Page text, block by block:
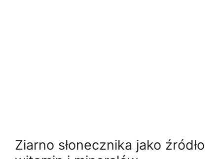
Ziarno słonecznika jako źródło